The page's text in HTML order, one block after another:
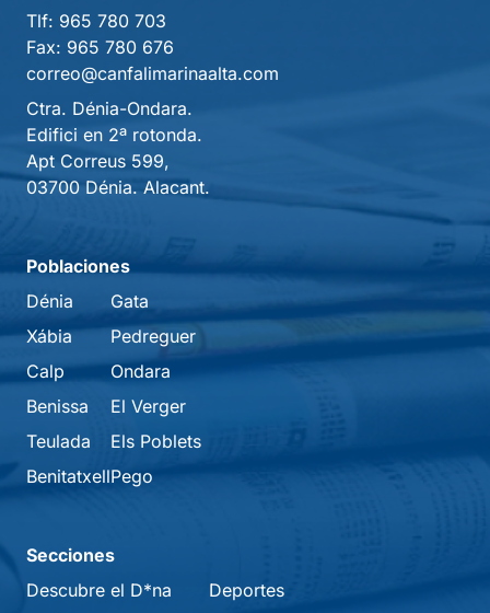
Tlf: 965 780 703
Fax: 965 780 676
correo@canfalimarinaalta.com
Ctra. Dénia-Ondara.
Edifici en 2ª rotonda.
Apt Correus 599,
03700 Dénia. Alacant.
Poblaciones
Dénia
Xábia
Calp
Benissa
Teulada
Benitatxell
Gata
Pedreguer
Ondara
El Verger
Els Poblets
Pego
Secciones
Descubre el D*na
Deportes